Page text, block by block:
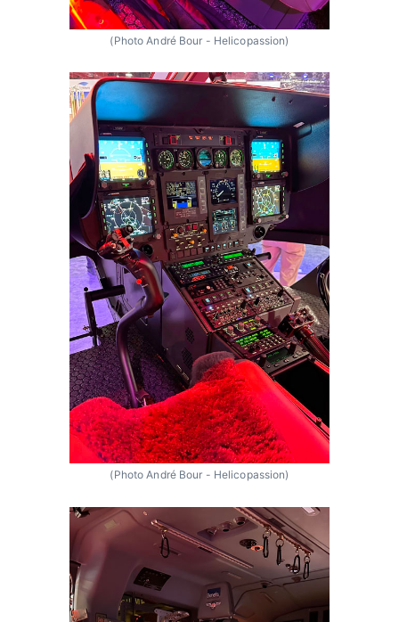
(Photo André Bour - Helicopassion)
(Photo André Bour - Helicopassion)